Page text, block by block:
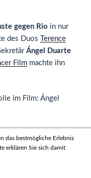
gegen Rio in nur
des Duos Terence
Ángel Duarte
Film machte ihn
im Film: Ángel
das bestmögliche Erlebnis
erklären Sie sich damit